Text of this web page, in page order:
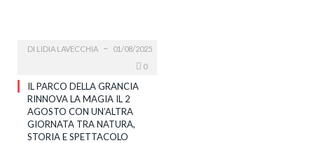
DI LIDIA LAVECCHIA
01/08/2025
0
IL PARCO DELLA GRANCIA
RINNOVA LA MAGIA IL 2
AGOSTO CON UN’ALTRA
GIORNATA TRA NATURA,
STORIA E SPETTACOLO